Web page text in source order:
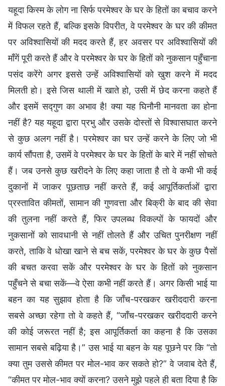
यहूदा किस्म के लोग ना सिर्फ परमेश्वर के घर के हितों का बचाव करने
में विफल रहते हैं, बल्कि इसके विपरीत, वे परमेश्वर के घर की कीमत
पर अविश्वासियों की मदद करते हैं, हर अवसर पर अविश्वासियों की
माँगें पूरी करते हैं और वे परमेश्वर के घर के हितों को नुकसान पहुँचाना
पसंद करेंगे अगर इससे उन्हें अविश्वासियों को खुश करने में मदद
मिलती हो। इसे जिस थाली में खाते हो, उसी में छेद करना कहते हैं
और इसमें सद्गुण का अभाव है! क्या यह घिनौनी मानवता का होना
नहीं है? यह यहूदा द्वारा प्रभु और उसके दोस्तों से विश्वासघात करने
से कुछ अलग नहीं है। परमेश्वर का घर उन्हें करने के लिए जो भी
कार्य सौंपता है, उसमें वे परमेश्वर के घर के हितों के बारे में नहीं सोचते
हैं। जब उनसे कुछ खरीदने के लिए कहा जाता है तो वे कभी भी कई
दुकानों में जाकर पूछताछ नहीं करते हैं, कई आपूर्तिकर्ताओं द्वारा
प्रस्तावित कीमतों, सामान की गुणवत्ता और बिक्री के बाद की सेवा
की तुलना नहीं करते हैं, फिर उपलब्ध विकल्पों के फायदों और
नुकसानों को सावधानी से नहीं तोलते हैं और उचित पुनरीक्षण नहीं
करते, ताकि वे धोखा खाने से बच सकें, परमेश्वर के घर के कुछ पैसों
की बचत करवा सकें और परमेश्वर के घर के हितों को नुकसान
पहुँचने से बचा सकें—वे ऐसा कभी नहीं करते हैं। अगर किसी भाई या
बहन का यह सुझाव होता है कि जाँच-परखकर खरीददारी करना
सबसे अच्छा रहेगा तो वे कहते हैं, “जाँच-परखकर खरीददारी करने
की कोई जरूरत नहीं है; इस आपूर्तिकर्ता का कहना है कि उसका
सामान सबसे बढ़िया है।” उस भाई या बहन के यह पूछने पर कि “तो
क्या तुम उससे कीमत पर मोल-भाव कर सकते हो?” वे जवाब देते हैं,
“कीमत पर मोल-भाव क्यों करना? उसने मुझे पहले ही बता दिया है कि